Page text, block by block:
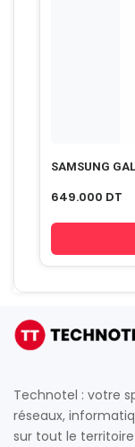
SAMSUNG
649.000 DT
Technotel : votre
réseaux,
sur tout le